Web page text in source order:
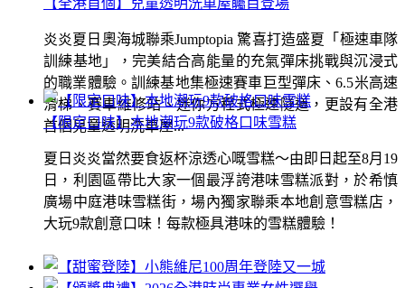
【全港首個】兒童透明洗車屋矚目登場
炎炎夏日奧海城聯乘Jumptopia 驚喜打造盛夏「極速車隊
訓練基地」，完美結合高能量的充氣彈床挑戰與沉浸式
的職業體驗。訓練基地集極速賽車巨型彈床、6.5米高速
滑梯、賽車維修站、迷你方程式極速隧道，更設有全港
首個兒童透明洗車屋...
【限定口味】本地潮玩9款破格口味雪糕
夏日炎炎當然要食返杯涼透心嘅雪糕～由即日起至8月19
日，利園區帶比大家一個最浮誇港味雪糕派對，於希慎
廣場中庭港味雪糕街，場內獨家聯乘本地創意雪糕店，
大玩9款創意口味！每款極具港味的雪糕體驗！